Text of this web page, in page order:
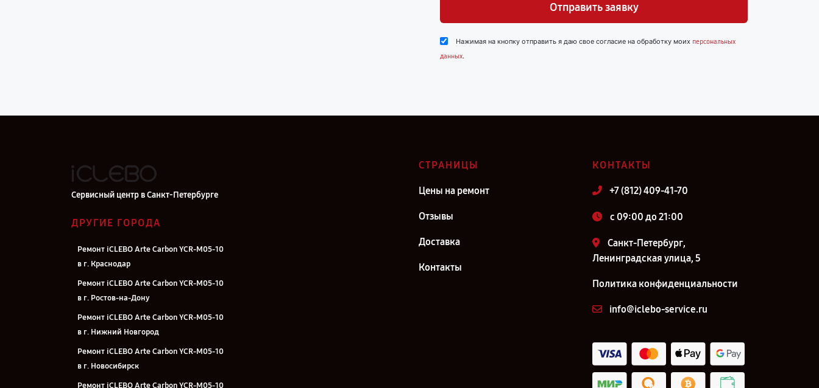
Отправить заявку
Нажимая на кнопку отправить я даю свое согласие на обработку моих персональных
данных.
Сервисный центр в Санкт-Петербурге
ДРУГИЕ ГОРОДА
Ремонт iCLEBO Arte Carbon YCR-M05-10
в г. Краснодар
Ремонт iCLEBO Arte Carbon YCR-M05-10
в г. Ростов-на-Дону
Ремонт iCLEBO Arte Carbon YCR-M05-10
в г. Нижний Новгород
Ремонт iCLEBO Arte Carbon YCR-M05-10
в г. Новосибирск
Ремонт iCLEBO Arte Carbon YCR-M05-10
СТРАНИЦЫ
Цены на ремонт
Отзывы
Доставка
Контакты
КОНТАКТЫ
+7 (812) 409-41-70
c 09:00 до 21:00
Санкт-Петербург,
Ленинградская улица, 5
Политика конфиденциальности
info@iclebo-service.ru